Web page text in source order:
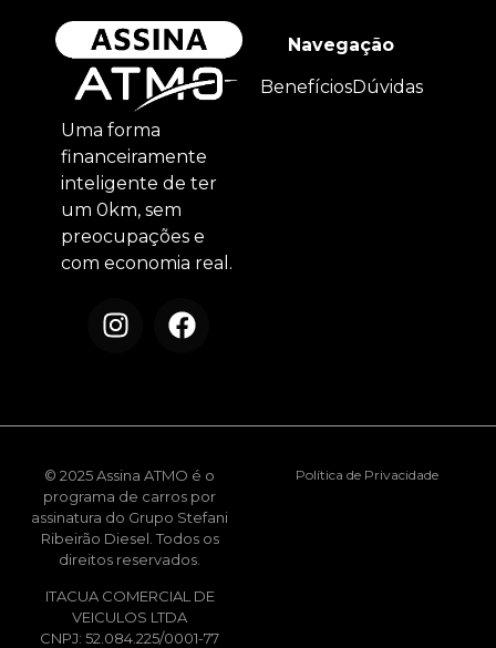
Uma forma
financeiramente
inteligente de ter
um 0km, sem
preocupações e
com economia real.
Navegação
BenefíciosDúvidas
© 2025 Assina ATMO é o
programa de carros por
assinatura do Grupo Stefani
Ribeirão Diesel. Todos os
direitos reservados.
ITACUA COMERCIAL DE
VEICULOS LTDA
CNPJ: 52.084.225/0001-77
Política de Privacidade